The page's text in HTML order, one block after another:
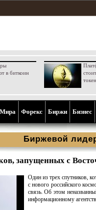
в биткоин
Форекс Биржи Бизнес
Биржевой
запущенных с
Один из трех спутников,
с нового российского
связь. Об этом
информационному